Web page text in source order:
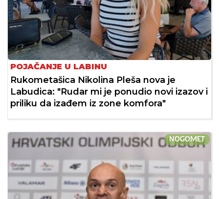
POJAČANJE U LABINU
Rukometašica Nikolina Pleša nova je
Labudica: "Rudar mi je ponudio novi izazov i
priliku da izađem iz zone komfora"
NOGOMET